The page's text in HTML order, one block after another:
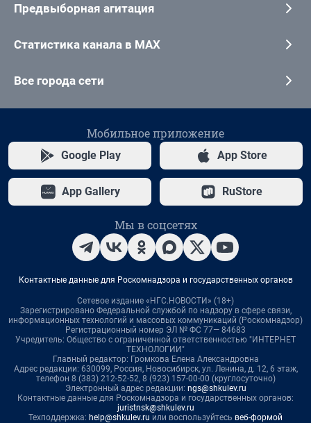
Предвыборная агитация
Статистика канала в MAX
Все города сети
Мобильное приложение
Google Play App Store
App Gallery RuStore
Мы в соцсетях
Контактные данные для Роскомнадзора и государственных органов
Сетевое издание «НГС.НОВОСТИ» (18+)
Зарегистрировано Федеральной службой по надзору в сфере связи,
информационных технологий и массовых коммуникаций (Роскомнадзор)
Регистрационный номер ЭЛ № ФС 77— 84683
Учредитель: Общество с ограниченной ответственностью "ИНТЕРНЕТ
ТЕХНОЛОГИИ"
Главный редактор: Громкова Елена Александровна
Адрес редакции: 630099, Россия, Новосибирск, ул. Ленина, д. 12, 6 этаж,
телефон 8 (383) 212-52-52, 8 (923) 157-00-00 (круглосуточно)
Электронный адрес редакции: ngs@shkulev.ru
Контактные данные для Роскомнадзора и государственных органов:
juristnsk@shkulev.ru
Техподдержка: help@shkulev.ru или воспользуйтесь веб-формой